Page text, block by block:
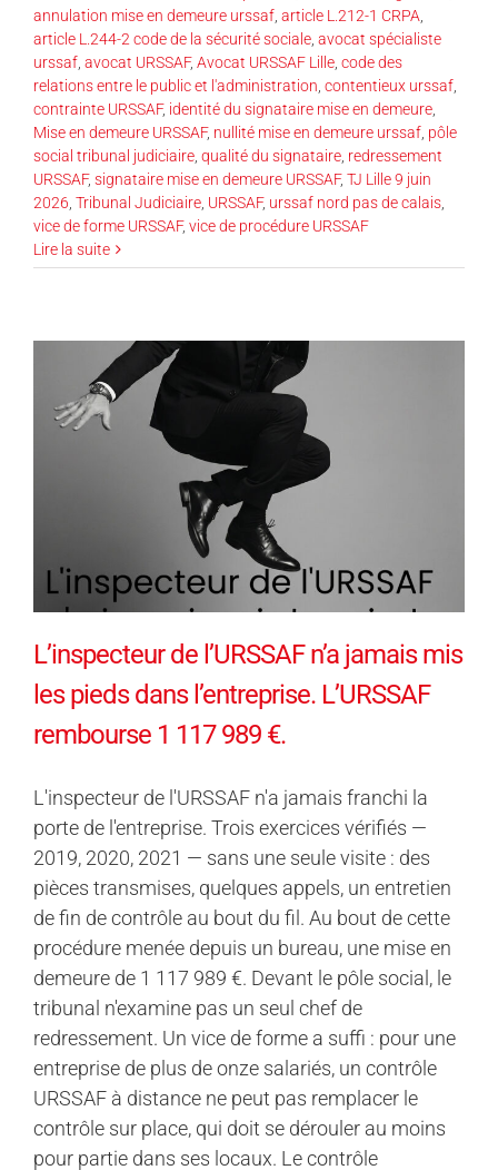
annulation mise en demeure urssaf article L.212-1 CRPA
article L.244-2 code de la sécurité sociale avocat spécialiste
urssaf avocat URSSAF, Avocat URSSAF Lille code des
relations entre le public et l'administration contentieux urssaf
contrainte URSSAF, identité du signataire mise en demeure
Mise en demeure URSSAF, nullité mise en demeure urssaf pôle
social tribunal judiciaire qualité du signataire redressement
URSSAF, signataire mise en demeure URSSAF, TJ Lille 9 juin
2026 Tribunal Judiciaire URSSAF, urssaf nord pas de calais
vice de forme URSSAF, vice de procédure URSSAF
Lire la suite
L’inspecteur de l’URSSAF n’a jamais mis
les pieds dans l’entreprise. L’URSSAF
rembourse 1 117 989 €.
L'inspecteur de l'URSSAF n'a jamais franchi la
porte de l'entreprise. Trois exercices vérifiés —
2019, 2020, 2021 — sans une seule visite : des
pièces transmises, quelques appels, un entretien
de fin de contrôle au bout du fil. Au bout de cette
procédure menée depuis un bureau, une mise en
demeure de 1 117 989 €. Devant le pôle social, le
tribunal n'examine pas un seul chef de
redressement. Un vice de forme a suffi : pour une
entreprise de plus de onze salariés, un contrôle
URSSAF à distance ne peut pas remplacer le
contrôle sur place, qui doit se dérouler au moins
pour partie dans ses locaux. Le contrôle